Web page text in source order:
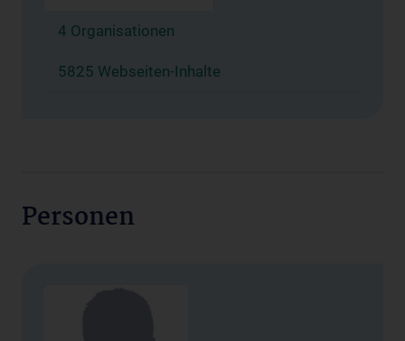
4 Organisationen
5825 Webseiten-Inhalte
Personen